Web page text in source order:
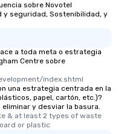
sobre Novotel
y seguridad, Sostenibilidad, y
a toda meta o estrategia
Centre sobre
index.shtml
una estrategia centrada en la
papel, cartón, etc.)?
y desviar la basura.
& at least 2 types of waste
or plastic